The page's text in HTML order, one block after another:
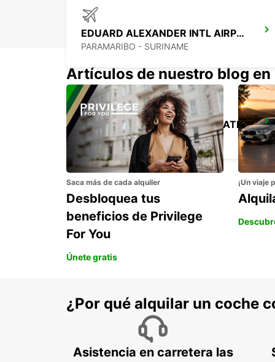
EDUARD ALEXANDER INTL AIRPORT M G
PARAMARIBO - SURINAME
EUGENE F CORREIRA INTERNATIONAL APT
DEMERARA - GUYANA
Artículos de nuestro blog en
Saca más de cada alquiler
Desbloquea tus
beneficios de Privilege
For You
Únete gratis
¡Un viaje
¿Por qué alquilar un coche
Asistencia en carretera las